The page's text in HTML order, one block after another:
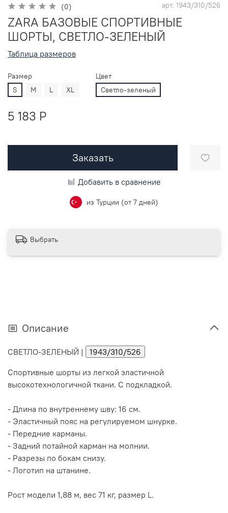
(0) арт. 1943/310/526
ZARA БАЗОВЫЕ СПОРТИВНЫЕ
ШОРТЫ, СВЕТЛО-ЗЕЛЕНЫЙ
Таблица размеров
Размер
S
M L XL
Цвет
Светло-зеленый
5 183 P
Заказать
Добавить в сравнение
из Турции (от 7 дней)
Выбрать
Описание
СВЕТЛО-ЗЕЛЕНЫЙ |
1943/310/526
Спортивные шорты из легкой эластичной
высокотехнологичной ткани. С подкладкой.
- Длина по внутреннему шву: 16 см.
- Эластичный пояс на регулируемом шнурке.
- Передние карманы.
- Задний потайной карман на молнии.
- Разрезы по бокам снизу.
- Логотип на штанине.
Рост модели 1,88 м, вес 71 кг, размер L.